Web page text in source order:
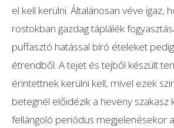
el kell kerülni. Általánosan véve igaz,
rostokban gazdag táplálék
puffasztó hatással bíró ételeket
étrendből. A tejet és tejből készült
érintettnek kerülni kell, mivel ezek
betegnél előidézik a heveny szakasz
fellángoló periódus megjelenésekor